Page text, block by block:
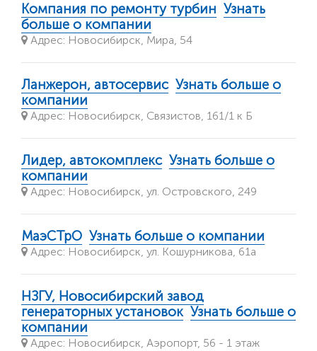
Компания по ремонту турбин Узнать
больше о компании
Адрес: Новосибирск, Мира, 54
Ланжерон, автосервис Узнать больше о
компании
Адрес: Новосибирск, Связистов, 161/1 к Б
Лидер, автокомплекс Узнать больше о
компании
Адрес: Новосибирск, ул. Островского, 249
МаэСТрО Узнать больше о компании
Адрес: Новосибирск, ул. Кошурникова, 61а
НЗГУ, Новосибирский завод
генераторных установок Узнать больше о
компании
Адрес: Новосибирск, Аэропорт, 56 - 1 этаж